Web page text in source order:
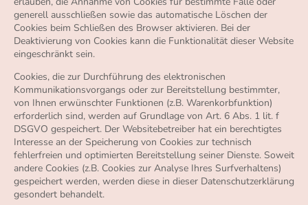
generell ausschließen sowie das automatische Löschen der
Cookies beim Schließen des Browser aktivieren. Bei der
Deaktivierung von Cookies kann die Funktionalität dieser Website
eingeschränkt sein.
Cookies, die zur Durchführung des elektronischen
Kommunikationsvorgangs oder zur Bereitstellung bestimmter,
von Ihnen erwünschter Funktionen (z.B. Warenkorbfunktion)
erforderlich sind, werden auf Grundlage von Art. 6 Abs. 1 lit. f
DSGVO gespeichert. Der Websitebetreiber hat ein berechtigtes
Interesse an der Speicherung von Cookies zur technisch
fehlerfreien und optimierten Bereitstellung seiner Dienste. Soweit
andere Cookies (z.B. Cookies zur Analyse Ihres Surfverhaltens)
gespeichert werden, werden diese in dieser Datenschutzerklärung
gesondert behandelt.